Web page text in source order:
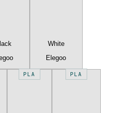
White
Elegoo
PLA PLA